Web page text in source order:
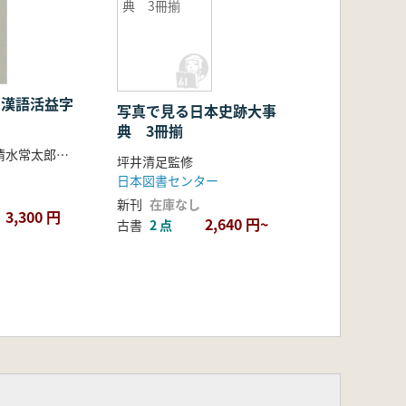
語活益字
木戸鉛之介、清水常太郎 編
3,300 円
典 3冊揃
写真で見る日本史跡大事
典 3冊揃
坪井清足監修
日本図書センター
新刊 在庫なし
古書 2 点 2,640 円~